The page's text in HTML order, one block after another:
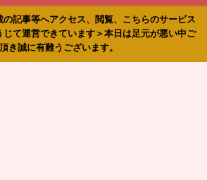
記事等へアクセス、閲覧、こちらのサービス
じて運営できています＞本日は足元が悪い中ご
き誠に有難うございます。